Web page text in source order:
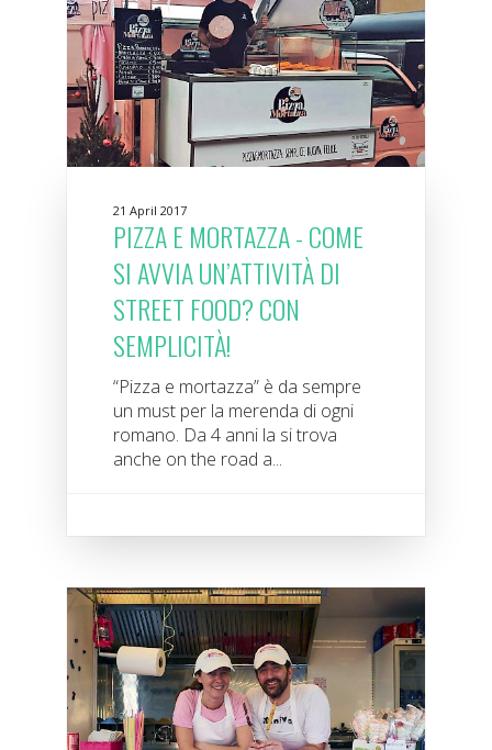
21 April 2017
PIZZA E MORTAZZA - COME
SI AVVIA UN’ATTIVITÀ DI
STREET FOOD? CON
SEMPLICITÀ!
“Pizza e mortazza” è da sempre
un must per la merenda di ogni
romano. Da 4 anni la si trova
anche on the road a...